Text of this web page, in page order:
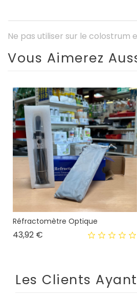
Ne pas utiliser sur le colostrum
Vous Aimerez
Réfractomètre Optique
43,92 €
Les Clients